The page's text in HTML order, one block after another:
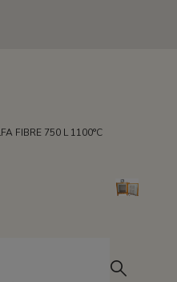
FIBRE 750 L 1100°C